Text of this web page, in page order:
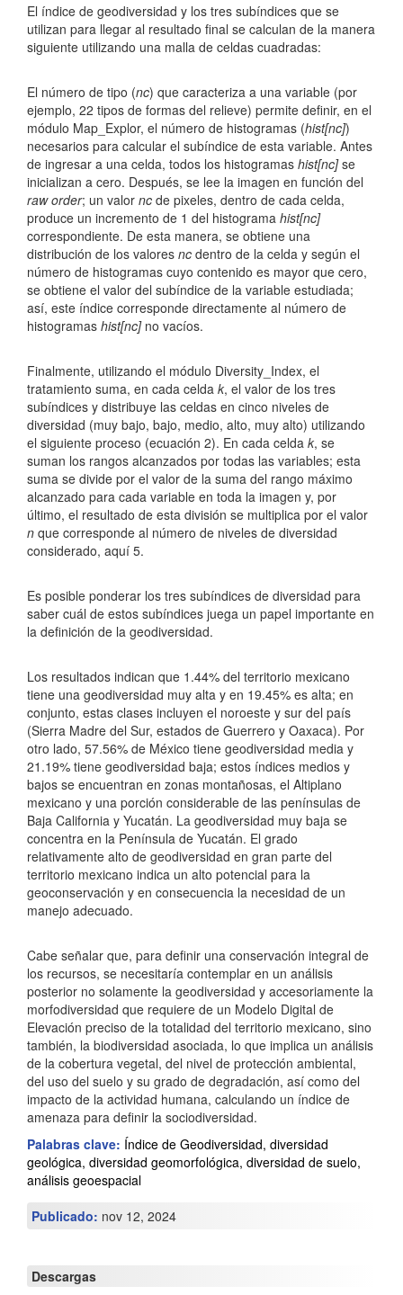
í
c
u
l
o
El índice de geodiversidad y los tres subíndices que se
utilizan para llegar al resultado final se calculan de la manera
siguiente utilizando una malla de celdas cuadradas:
El número de tipo (nc) que caracteriza a una variable (por
ejemplo, 22 tipos de formas del relieve) permite definir, en el
módulo Map_Explor, el número de histogramas (hist[nc])
necesarios para calcular el subíndice de esta variable. Antes
de ingresar a una celda, todos los histogramas hist[nc]se
inicializan a cero. Después, se lee la imagen en función del
raw order; un valor nc de pixeles, dentro de cada celda,
produce un incremento de 1 del histograma hist[nc]
correspondiente. De esta manera, se obtiene una
distribución de los valores nc dentro de la celda y según el
número de histogramas cuyo contenido es mayor que cero,
se obtiene el valor del subíndice de la variable estudiada;
así, este índice corresponde directamente al número de
histogramas hist[nc]no vacíos.
Finalmente, utilizando el módulo Diversity_Index, el
tratamiento suma, en cada celda k, el valor de los tres
subíndices y distribuye las celdas en cinco niveles de
diversidad (muy bajo, bajo, medio, alto, muy alto) utilizando
el siguiente proceso (ecuación 2). En cada celda k, se
suman los rangos alcanzados por todas las variables; esta
suma se divide por el valor de la suma del rango máximo
alcanzado para cada variable en toda la imagen y, por
último, el resultado de esta división se multiplica por el valor
n que corresponde al número de niveles de diversidad
considerado, aquí 5.
Es posible ponderar los tres subíndices de diversidad para
saber cuál de estos subíndices juega un papel importante en
la definición de la geodiversidad.
Los resultados indican que 1.44% del territorio mexicano
tiene una geodiversidad muy alta y en 19.45% es alta; en
conjunto, estas clases incluyen el noroeste y sur del país
(Sierra Madre del Sur, estados de Guerrero y Oaxaca). Por
otro lado, 57.56% de México tiene geodiversidad media y
21.19% tiene geodiversidad baja; estos índices medios y
bajos se encuentran en zonas montañosas, el Altiplano
mexicano y una porción considerable de las penínsulas de
Baja California y Yucatán. La geodiversidad muy baja se
concentra en la Península de Yucatán. El grado
relativamente alto de geodiversidad en gran parte del
territorio mexicano indica un alto potencial para la
geoconservación y en consecuencia la necesidad de un
manejo adecuado.
Cabe señalar que, para definir una conservación integral de
los recursos, se necesitaría contemplar en un análisis
posterior no solamente la geodiversidad y accesoriamente la
morfodiversidad que requiere de un Modelo Digital de
Elevación preciso de la totalidad del territorio mexicano, sino
también, la biodiversidad asociada, lo que implica un análisis
de la cobertura vegetal, del nivel de protección ambiental,
del uso del suelo y su grado de degradación, así como del
impacto de la actividad humana, calculando un índice de
amenaza para definir la sociodiversidad.
Palabras clave: Índice de Geodiversidad, diversidad
geológica, diversidad geomorfológica, diversidad de suelo,
análisis geoespacial
Publicado: nov 12, 2024
Descargas